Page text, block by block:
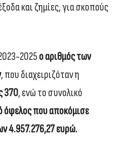
και ζημίες, για σκοπούς
2025 ο αριθμός των
, που διαχειριζόταν η
370, ενώ το συνολικό
όφελος που αποκόμισε
4.957.276,27 ευρώ.